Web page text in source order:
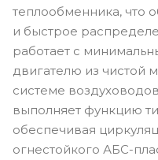
теплообменника, что
и быстрое
работает с
двигателю из чистой
системе
выполняет функцию
обеспечивая
огнестойкого АБС-